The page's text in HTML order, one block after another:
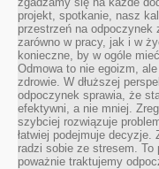
projekt, spotkanie, nasz
przestrzeń na odpoczynek
zarówno w pracy, jak i w
konieczne, by w ogóle
Odmowa to nie egoizm,
zdrowie. W dłuższej
odpoczynek sprawia, że
efektywni, a nie mniej.
szybciej rozwiązuje
łatwiej podejmuje decyzje.
radzi sobie ze stresem. To
poważnie traktujemy